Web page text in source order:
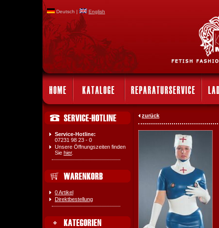
Deutsch | English
Service-Hotline:
07231 98 23 - 0
Unsere Öffnungszeiten finden
Sie hier.
0 Artikel
Direktbestellung
zurück